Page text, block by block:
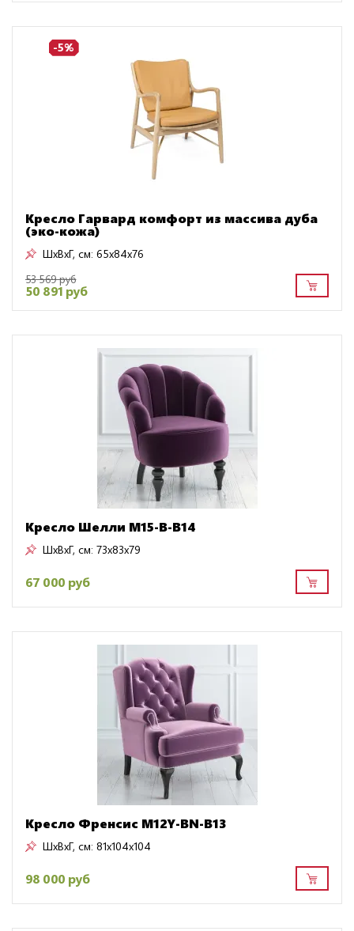
-5%
Кресло Гарвард комфорт из массива дуба
(эко-кожа)
ШxВxГ, см: 65x84x76
53 569 руб
50 891 руб
Кресло Шелли M15-B-B14
ШxВxГ, см: 73x83x79
67 000 руб
Кресло Френсис M12Y-BN-B13
ШxВxГ, см: 81x104x104
98 000 руб